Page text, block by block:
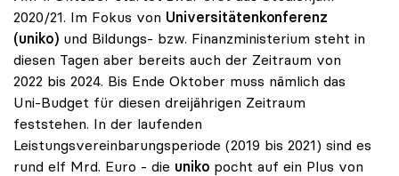
2020/21. Im Fokus von Universitätenkonferenz
(uniko) und Bildungs- bzw. Finanzministerium steht in
diesen Tagen aber bereits auch der Zeitraum von
2022 bis 2024. Bis Ende Oktober muss nämlich das
Uni-Budget für diesen dreijährigen Zeitraum
feststehen. In der laufenden
Leistungsvereinbarungsperiode (2019 bis 2021) sind es
rund elf Mrd. Euro - die uniko pocht auf ein Plus von